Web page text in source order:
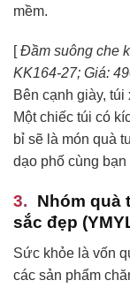
mềm.
[Đầm suông che
KK164-27; Giá:
Bên cạnh giày,
Một chiếc túi có
bỉ sẽ là món quà
dạo phố cùng bạn
Nhóm quà
sắc đẹp
Sức khỏe là vốn
các sản phẩm